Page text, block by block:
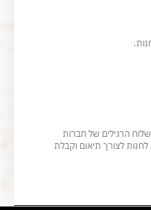
הרגילים של חברות
לצורך תיאום וקבלת